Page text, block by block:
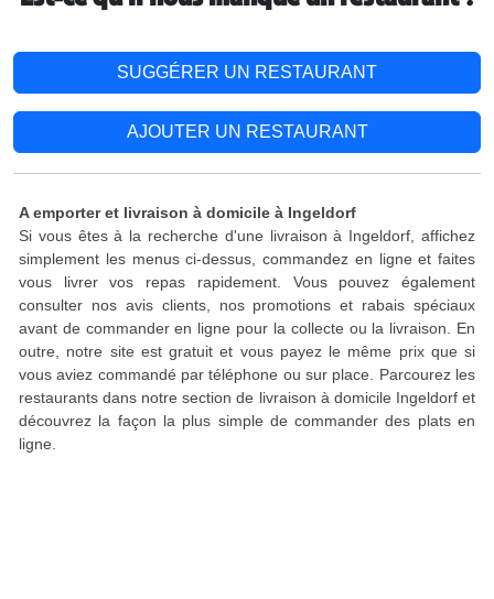
SUGGÉRER UN RESTAURANT
AJOUTER UN RESTAURANT
A emporter et livraison à domicile à Ingeldorf
Si vous êtes à la recherche d'une livraison à Ingeldorf, affichez
simplement les menus ci-dessus, commandez en ligne et faites
vous livrer vos repas rapidement. Vous pouvez également
consulter nos avis clients, nos promotions et rabais spéciaux
avant de commander en ligne pour la collecte ou la livraison. En
outre, notre site est gratuit et vous payez le même prix que si
vous aviez commandé par téléphone ou sur place. Parcourez les
restaurants dans notre section de livraison à domicile Ingeldorf et
découvrez la façon la plus simple de commander des plats en
ligne.